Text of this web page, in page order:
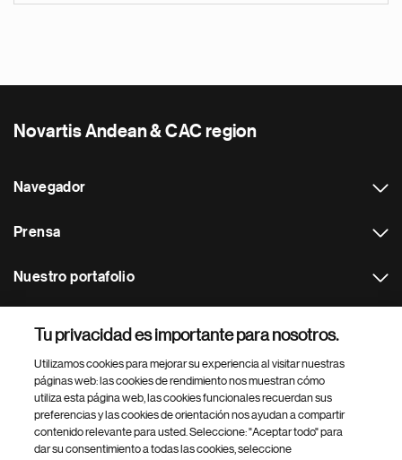
Novartis Andean & CAC region
Navegador
Prensa
Nuestro portafolio
Footer Site Search
Tu privacidad es importante para nosotros.
Utilizamos cookies para mejorar su experiencia al visitar nuestras
páginas web: las cookies de rendimiento nos muestran cómo
utiliza esta página web, las cookies funcionales recuerdan sus
preferencias y las cookies de orientación nos ayudan a compartir
contenido relevante para usted. Seleccione: "Aceptar todo" para
dar su consentimiento a todas las cookies, seleccione